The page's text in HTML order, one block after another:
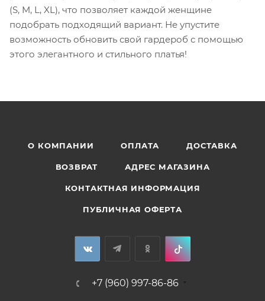
(S, M, L, XL), что позволяет каждой женщине
подобрать подходящий вариант. Не упустите
возможность обновить свой гардероб с помощью
этого элегантного и стильного платья!
О КОМПАНИИ ОПЛАТА ДОСТАВКА
ВОЗВРАТ АДРЕС МАГАЗИНА
КОНТАКТНАЯ ИНФОРМАЦИЯ
ПУБЛИЧНАЯ ОФЕРТА
+7 (960) 997-86-86